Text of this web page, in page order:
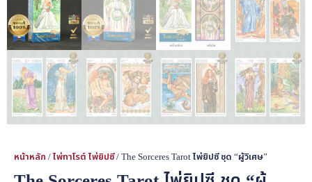
หน้าหลัก /ไพ่ทาโรต์ ไพ่ยิปซี/ The Sorceres Tarot ไพ่ยิปซี ชุด “ผู้วิเศษ”